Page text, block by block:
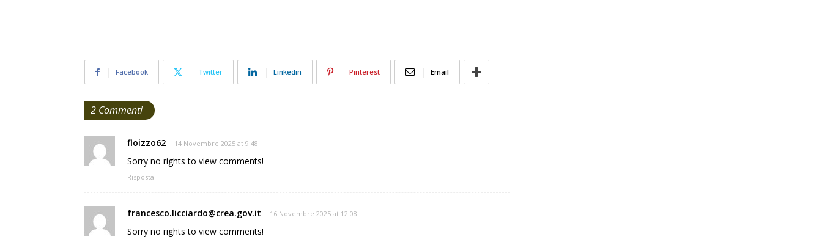
Facebook Twitter Linkedin Pinterest Email
2 Commenti
floizzo62 14 Novembre 2025 at 9:48
Sorry no rights to view comments!
Risposta
francesco.licciardo@crea.gov.it 16 Novembre 2025 at 12:08
Sorry no rights to view comments!